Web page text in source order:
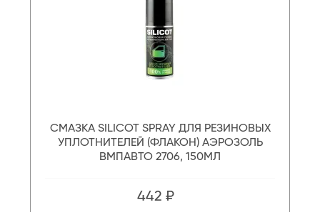
СМАЗКА SILICOT SPRAY ДЛЯ РЕЗИНОВЫХ
УПЛОТНИТЕЛЕЙ (ФЛАКОН) АЭРОЗОЛЬ
ВМПАВТО 2706, 150МЛ
442 ₽